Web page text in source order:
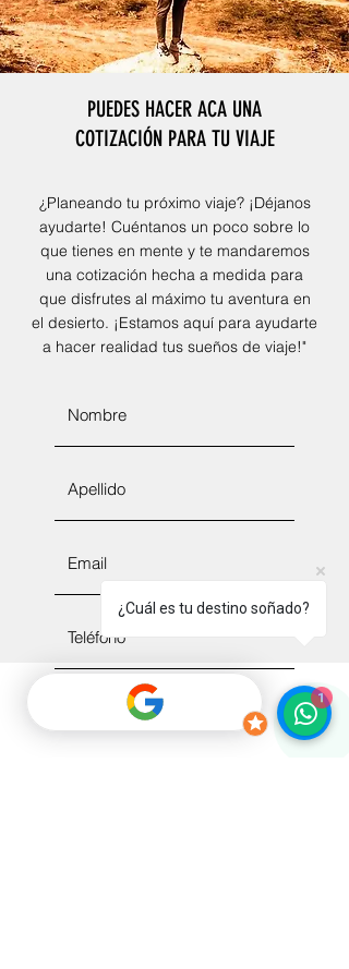
PUEDES HACER ACA UNA
COTIZACIÓN PARA TU VIAJE
¿Planeando tu próximo viaje? ¡Déjanos
ayudarte! Cuéntanos un poco sobre lo
que tienes en mente y te mandaremos
una cotización hecha a medida para
que disfrutes al máximo tu aventura en
el desierto. ¡Estamos aquí para ayudarte
a hacer realidad tus sueños de viaje!"
¿Cuál es tu destino soñado?
1